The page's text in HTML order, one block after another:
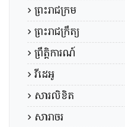
ព្រះរាជក្រម
ព្រះរាជក្រឹត្យ
ព្រឹត្តិការណ៍
វីដេអូ
សារលិខិត
សារាចរ